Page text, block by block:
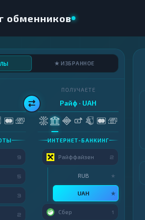
обменников
★ ИЗБРАННОЕ
9
5
3
2
ПОЛУЧАЕТЕ
Райф · UAH
ИНТЕРНЕТ-БАНКИНГ
Райффайзен 2
RUB ★
UAH ★
Сбер 1